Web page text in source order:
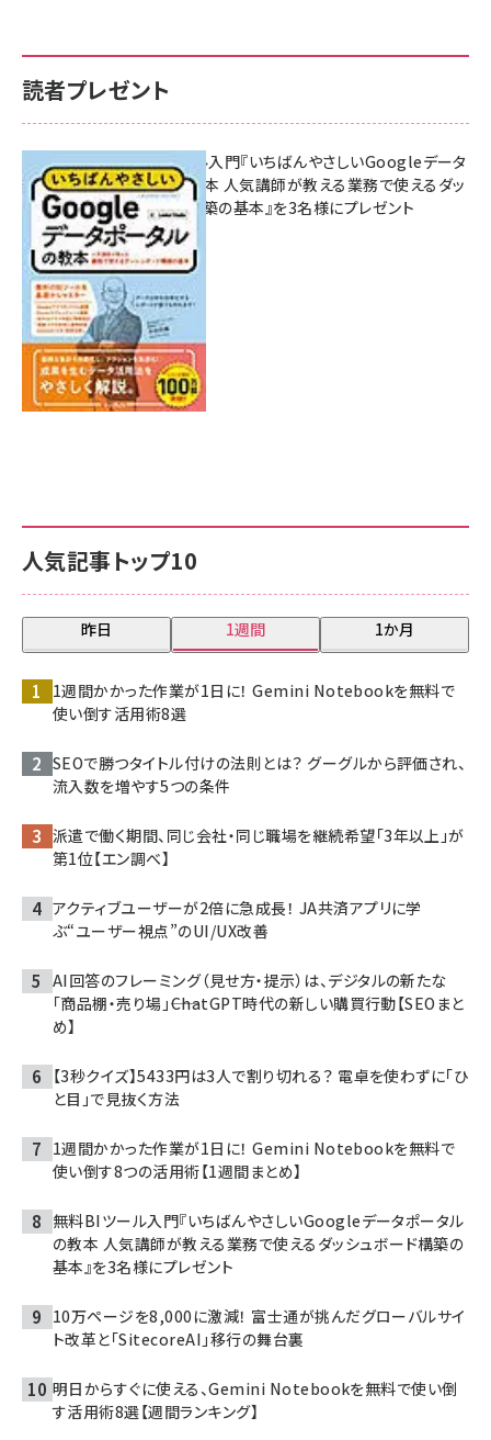
人気記事トップ10
昨日 1週間 1か月
1週間かかった作業が1日に！ Gemini Notebookを無料で
使い倒す活用術8選
SEOで勝つタイトル付けの法則とは？ グーグルから評価され、
流入数を増やす5つの条件
派遣で働く期間、同じ会社・同じ職場を継続希望「3年以上」が
第1位【エン調べ】
アクティブユーザーが2倍に急成長！ JA共済アプリに学
ぶ“ユーザー視点”のUI/UX改善
AI回答のフレーミング（見せ方・提示）は、デジタルの新たな
「商品棚・売り場」――ChatGPT時代の新しい購買行動【SEOまと
め】
【3秒クイズ】5433円は3人で割り切れる？ 電卓を使わずに「ひ
と目」で見抜く方法
1週間かかった作業が1日に！ Gemini Notebookを無料で
使い倒す8つの活用術【1週間まとめ】
無料BIツール入門『いちばんやさしいGoogleデータポータル
の教本 人気講師が教える業務で使えるダッシュボード構築の
基本』を3名様にプレゼント
10万ページを8,000に激減！ 富士通が挑んだグローバルサイ
ト改革と「SitecoreAI」移行の舞台裏
明日からすぐに使える、Gemini Notebookを無料で使い倒
す活用術8選【週間ランキング】
読者プレゼント
無料BIツール入門『いちばんやさしいGoogleデータ
ポータルの教本 人気講師が教える業務で使えるダッ
シュボード構築の基本』を3名様にプレゼント
7月31日 10:00